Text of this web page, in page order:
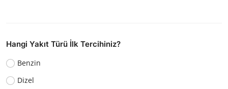
Hangi Yakıt Türü İlk Tercihiniz?
Benzin
Dizel